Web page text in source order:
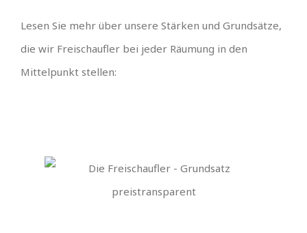
Lesen Sie mehr über unsere Stärken und Grundsätze,
die wir Freischaufler bei jeder Räumung in den
Mittelpunkt stellen: